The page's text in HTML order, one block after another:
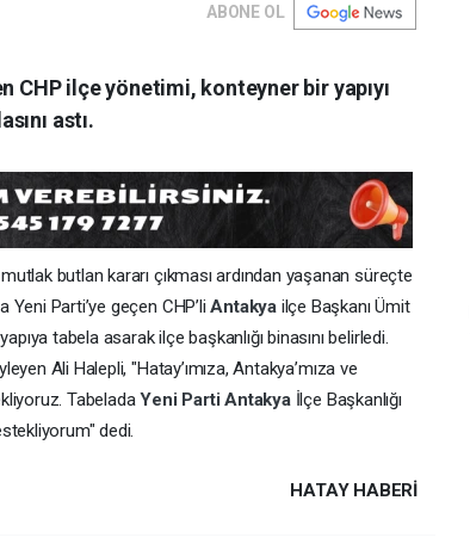
ABONE OL
CHP ilçe yönetimi, konteyner bir yapıyı
astı.
butlan kararı çıkması ardından yaşanan süreçte
Yeni Parti’ye geçen CHP’liAntakya ilçe Başkanı Ümit
tabela asarak ilçe başkanlığı binasını belirledi.
Ali Halepli, "Hatay’ımıza, Antakya’mıza ve
TabeladaYeni PartiAntakya İlçe Başkanlığı
dedi.
HATAY HABERİ